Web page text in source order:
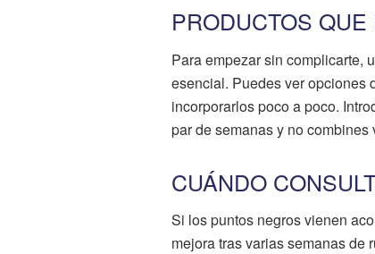
PRODUCTOS
Para empezar sin complicarte,
esencial. Puedes ver opciones
incorporarlos poco a poco.
par de semanas y no
CUÁNDO
Si los puntos negros vienen
mejora tras varias semanas de